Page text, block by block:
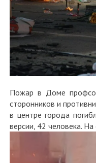
Пожар в Доме
сторонников и
в центре города
версии, 42 человека. На